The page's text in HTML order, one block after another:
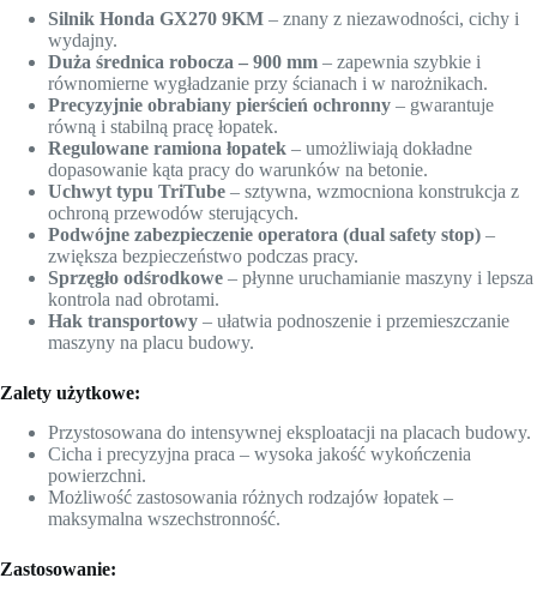
Silnik Honda GX270 9KM – znany z niezawodności, cichy i
wydajny.
Duża średnica robocza – 900 mm – zapewnia szybkie i
równomierne wygładzanie przy ścianach i w narożnikach.
Precyzyjnie obrabiany pierścień ochronny – gwarantuje
równą i stabilną pracę łopatek.
Regulowane ramiona łopatek – umożliwiają dokładne
dopasowanie kąta pracy do warunków na betonie.
Uchwyt typu TriTube – sztywna, wzmocniona konstrukcja z
ochroną przewodów sterujących.
Podwójne zabezpieczenie operatora (dual safety stop) –
zwiększa bezpieczeństwo podczas pracy.
Sprzęgło odśrodkowe – płynne uruchamianie maszyny i lepsza
kontrola nad obrotami.
Hak transportowy – ułatwia podnoszenie i przemieszczanie
maszyny na placu budowy.
Zalety użytkowe:
Przystosowana do intensywnej eksploatacji na placach budowy.
Cicha i precyzyjna praca – wysoka jakość wykończenia
powierzchni.
Możliwość zastosowania różnych rodzajów łopatek –
maksymalna wszechstronność.
Zastosowanie: